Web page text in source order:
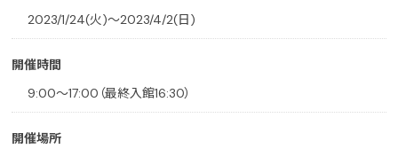
2023/1/24(火)〜2023/4/2(日)
開催時間
9:00〜17:00（最終入館16:30）
開催場所